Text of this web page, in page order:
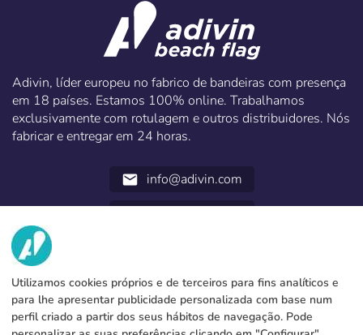
Adivin, líder europeu no fabrico de bandeiras com presença
em 18 países. Estamos 100% online. Trabalhamos
exclusivamente com rotulagem e outros distribuidores. Nós
fabricar e entregar em 24 horas.
email info@adivin.com
NÓS
Fábrica
Contacto
SERVICIOS
Métodos de pagamento
INFORMAÇÃO LEGAL
Utilizamos cookies próprios e de terceiros para fins analíticos e
para lhe apresentar publicidade personalizada com base num
perfil criado a partir dos seus hábitos de navegação. Pode